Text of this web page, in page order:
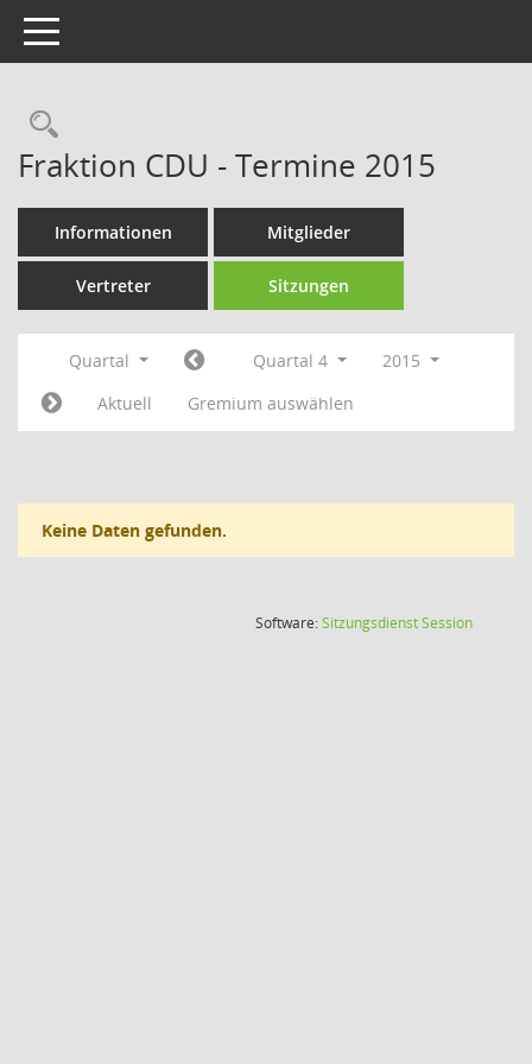
Toggle navigation
Rechercheauswahl
Fraktion CDU - Termine 2015
Informationen Mitglieder
Vertreter Sitzungen
Quartal Quartal 4
2015
Aktuell
Gremium auswählen
Keine Daten gefunden.
Software:SitzungsdienstSession(Wird in